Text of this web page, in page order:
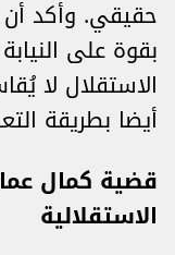
حقيقي. وأكد
بقوة على
الاستقلال لا
أيضا بطريقة
قضية كمال
الاستقلالية